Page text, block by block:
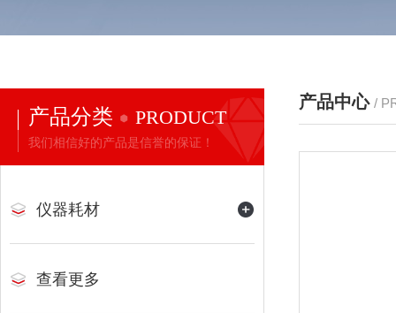
产品分类 PRODUCT
我们相信好的产品是信誉的保证！
仪器耗材
查看更多
产品中心 /